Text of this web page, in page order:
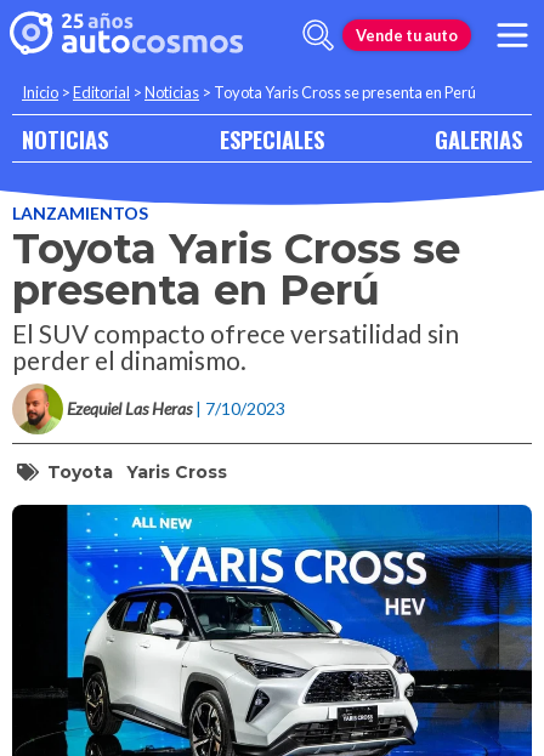
Vende tu auto
Inicio >Editorial >Noticias > Toyota Yaris Cross se presenta en Perú
NOTICIAS ESPECIALES GALERIAS
LANZAMIENTOS
Toyota Yaris Cross se
presenta en Perú
El SUV compacto ofrece versatilidad sin
perder el dinamismo.
Ezequiel Las Heras | 7/10/2023
Toyota Yaris Cross